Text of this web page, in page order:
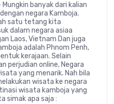
banyak dari kalian
negara Kamboja.
satu tetang kita
dalam negara asiaa
Laos, Vietnam Dan juga
adalah Phnom Penh,
kerajaan. Selain
perjudian online, Negara
yang menarik. Nah bila
wisata ke negara
wisata kamboja yang
simak apa saja :